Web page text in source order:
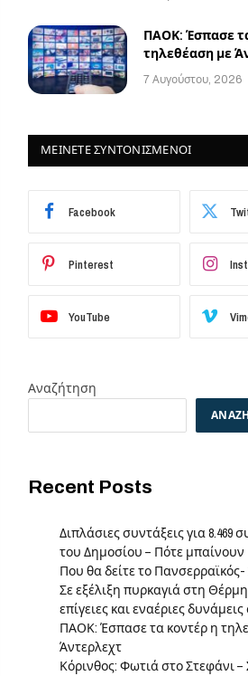
ΠΑΟΚ: Έσπασε
τηλεθέαση με
7 Αυγούστου, 2026
ΜΕΙΝΕΤΕ ΣΥΝΤΟΝΙΣΜΕΝΟΙ
Facebook
Pinterest
YouTube
Αναζήτηση
Recent Posts
Διπλάσιες συντάξεις για 8.469
του Δημοσίου – Πότε μπαίνουν
Που θα δείτε το
Σε εξέλιξη πυρκαγιά στη
επίγειες και εναέριες
ΠΑΟΚ: Έσπασε τα κοντέρ η
Άντερλεχτ
Κόρινθος: Φωτιά στο Στεφάνι